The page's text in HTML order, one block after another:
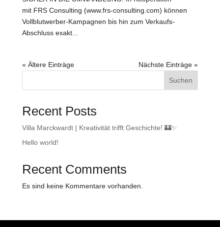
mit FRS Consulting (www.frs-consulting.com) können
Vollblutwerber-Kampagnen bis hin zum Verkaufs-
Abschluss exakt...
« Ältere Einträge
Nächste Einträge »
Suchen
Recent Posts
Villa Marckwardt | Kreativität trifft Geschichte! 🏰✨
Hello world!
Recent Comments
Es sind keine Kommentare vorhanden.